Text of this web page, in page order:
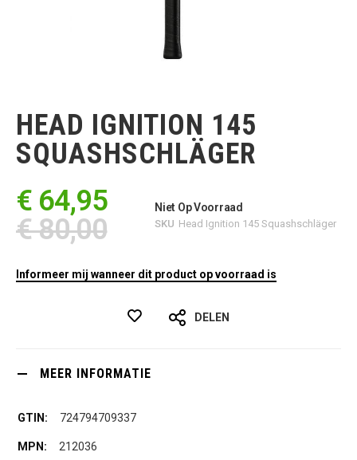
begin
van
de
afbeeldingen-
HEAD IGNITION 145
SQUASHSCHLÄGER
€ 64,95
€ 80,00
Niet Op Voorraad
SKU Head Ignition 145 Squashschläger
Informeer mij wanneer dit product op voorraad is
DELEN
MEER INFORMATIE
724794709337
212036